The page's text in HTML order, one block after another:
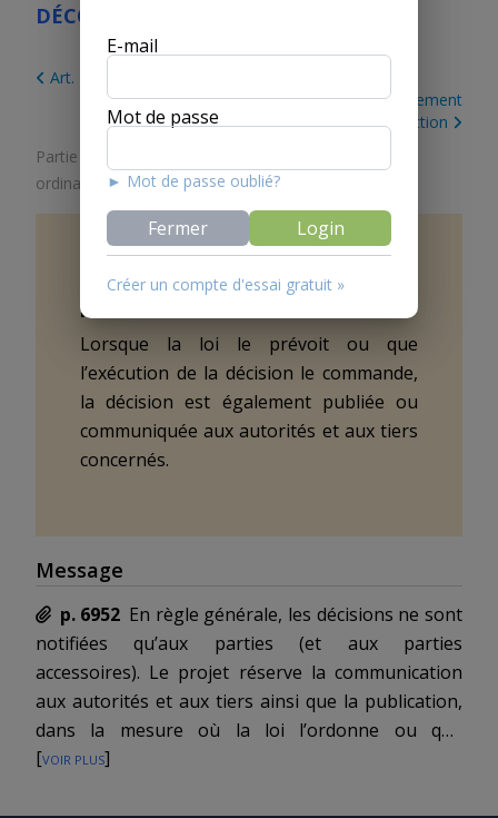
DÉCOUVREZ LE CPC ONLINE
Art. 239 Communication aux parties et motivation
Art. 241 Transaction, acquiescement et désistement
d’action
Partie 2. Dispositions spéciales
ordinaire
/Chapitre 5. Décision
Art. 240
Communication et
publication de la décision
Lorsque la loi le prévoit ou que
l’exécution de la décision le commande,
la décision est également publiée ou
communiquée aux autorités et aux tiers
concernés.
Message
p. 6952 En règle générale, les décisions ne sont
notifiées qu’aux parties (et aux parties
accessoires). Le projet réserve la communication
aux autorités et aux tiers ainsi que la publication,
dans la mesure où la loi l’ordonne ou que
l’exécution le commande (
[voir plus]
E-mail
Mot de passe
► Mot de passe oublié?
Fermer Login
Créer un compte d'essai gratuit »